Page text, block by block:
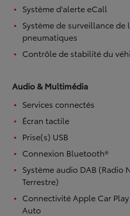
Système d'alerte eCall
Système de surveillance de
pneumatiques
Contrôle de stabilité du
Audio & Multimédia
Services connectés
Écran tactile
Prise(s) USB
Connexion Bluetooth®
Système audio DAB (Radio
Terrestre)
Connectivité Apple Car
Auto